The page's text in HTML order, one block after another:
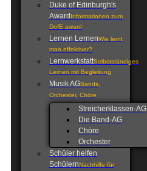
Duke of Edinburgh's
Award Informationen zum
DofE award
Lernen LernenWie lernt
man effektiver?
LernwerkstattSelbstständiges
Lernen mit Begleitung
Musik AGBands,
Orchester, Chöre
Streicherklassen-AG
Die Band-AG
Chöre
Orchester
Schüler helfen
SchülernNachhilfe für